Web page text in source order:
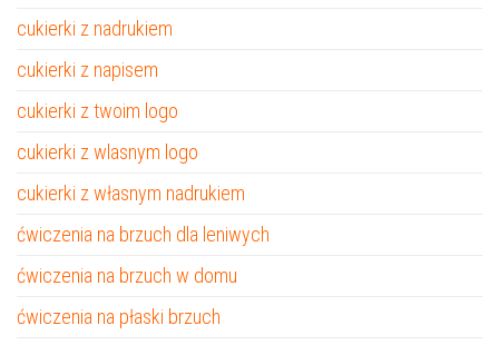
cukierki z nadrukiem
cukierki z napisem
cukierki z twoim logo
cukierki z wlasnym logo
cukierki z własnym nadrukiem
ćwiczenia na brzuch dla leniwych
ćwiczenia na brzuch w domu
ćwiczenia na płaski brzuch